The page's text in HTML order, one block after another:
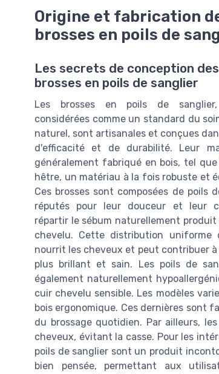
Origine et fabrication
brosses en poils de
Les secrets de conception des
brosses en poils de sanglier
Les brosses en poils de
considérées comme un standard du
naturel, sont artisanales et conçues
d'efficacité et de durabilité. Leur
généralement fabriqué en bois, tel
hêtre, un matériau à la fois robuste et
Ces brosses sont composées de poils
réputés pour leur douceur et leur
répartir le sébum naturellement produit
chevelu. Cette distribution uniforme
nourrit les cheveux et peut contribuer à
plus brillant et sain. Les poils de
également naturellement
cuir chevelu sensible. Les modèles
bois ergonomique. Ces dernières sont
du brossage quotidien. Par ailleurs,
cheveux, évitant la casse. Pour les
poils de sanglier sont un produit
bien pensée, permettant aux